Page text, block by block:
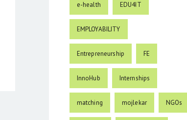
e-health EDU4IT
EMPLOYABILITY
Entrepreneurship FE
InnoHub Internships
matching mojlekar NGOs